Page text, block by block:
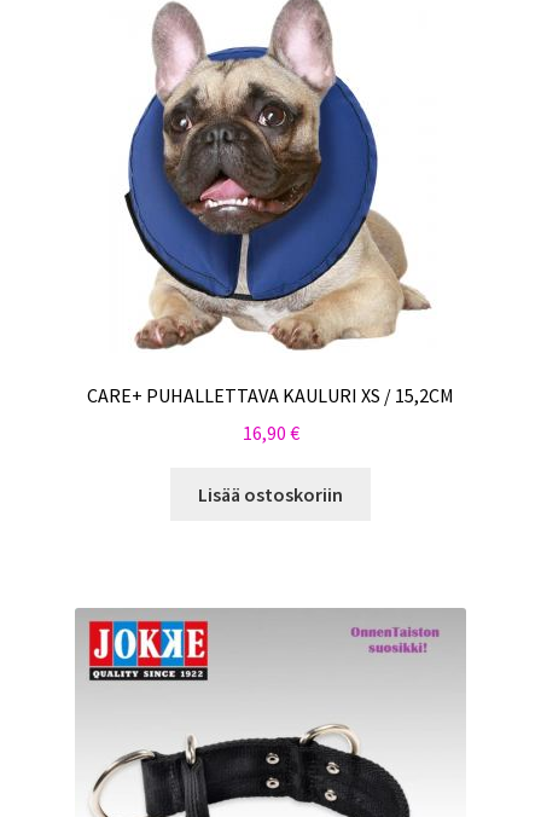
CARE+ PUHALLETTAVA KAULURI XS / 15,2CM
16,90 €
Lisää ostoskoriin